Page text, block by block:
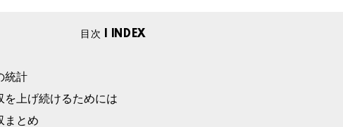
統計
を上げ続けるためには
まとめ